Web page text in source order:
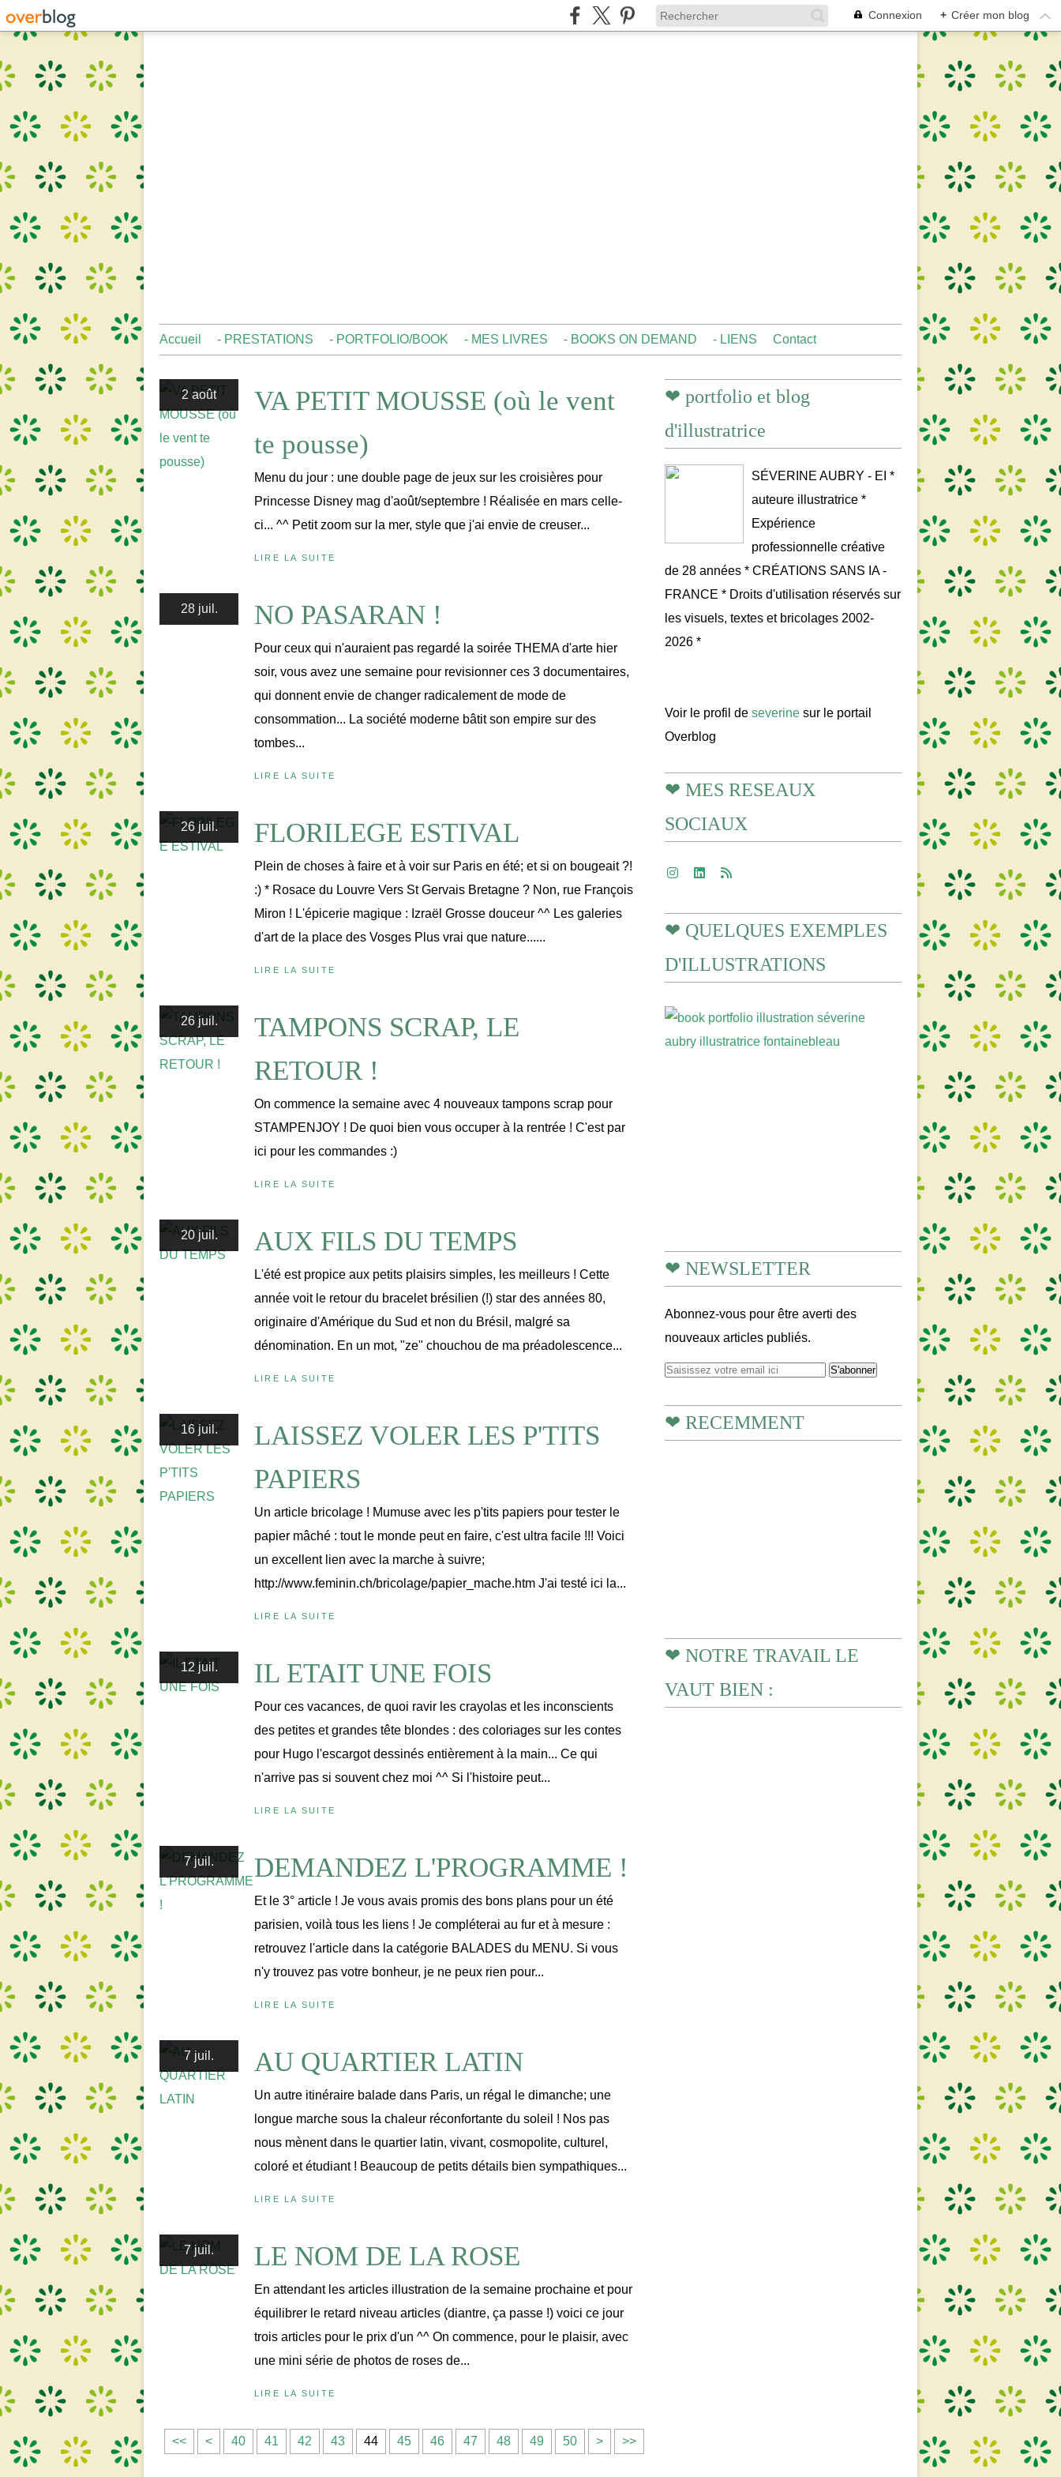
Connexion + Créer mon blog
Accueil - PRESTATIONS - PORTFOLIO/BOOK - MES LIVRES - BOOKS ON DEMAND - LIENS Contact
2 août
VA PETIT MOUSSE (où le vent
te pousse)
Menu du jour : une double page de jeux sur les croisières pour
Princesse Disney mag d'août/septembre ! Réalisée en mars celle-
ci... ^^ Petit zoom sur la mer, style que j'ai envie de creuser...
LIRE LA SUITE
28 juil. NO PASARAN !
Pour ceux qui n'auraient pas regardé la soirée THEMA d'arte hier
soir, vous avez une semaine pour revisionner ces 3 documentaires,
qui donnent envie de changer radicalement de mode de
consommation... La société moderne bâtit son empire sur des
tombes...
LIRE LA SUITE
26 juil. FLORILEGE ESTIVAL
Plein de choses à faire et à voir sur Paris en été; et si on bougeait ?!
:) * Rosace du Louvre Vers St Gervais Bretagne ? Non, rue François
Miron ! L'épicerie magique : Izraël Grosse douceur ^^ Les galeries
d'art de la place des Vosges Plus vrai que nature......
LIRE LA SUITE
26 juil.
TAMPONS SCRAP, LE
RETOUR !
On commence la semaine avec 4 nouveaux tampons scrap pour
STAMPENJOY ! De quoi bien vous occuper à la rentrée ! C'est par
ici pour les commandes :)
LIRE LA SUITE
20 juil. AUX FILS DU TEMPS
L'été est propice aux petits plaisirs simples, les meilleurs ! Cette
année voit le retour du bracelet brésilien (!) star des années 80,
originaire d'Amérique du Sud et non du Brésil, malgré sa
dénomination. En un mot, "ze" chouchou de ma préadolescence...
LIRE LA SUITE
16 juil.
LAISSEZ VOLER LES P'TITS
PAPIERS
Un article bricolage ! Mumuse avec les p'tits papiers pour tester le
papier mâché : tout le monde peut en faire, c'est ultra facile !!! Voici
un excellent lien avec la marche à suivre;
http://www.feminin.ch/bricolage/papier_mache.htm J'ai testé ici la...
LIRE LA SUITE
12 juil. IL ETAIT UNE FOIS
Pour ces vacances, de quoi ravir les crayolas et les inconscients
des petites et grandes tête blondes : des coloriages sur les contes
pour Hugo l'escargot dessinés entièrement à la main... Ce qui
n'arrive pas si souvent chez moi ^^ Si l'histoire peut...
LIRE LA SUITE
7 juil. DEMANDEZ L'PROGRAMME !
Et le 3° article ! Je vous avais promis des bons plans pour un été
parisien, voilà tous les liens ! Je compléterai au fur et à mesure :
retrouvez l'article dans la catégorie BALADES du MENU. Si vous
n'y trouvez pas votre bonheur, je ne peux rien pour...
LIRE LA SUITE
7 juil. AU QUARTIER LATIN
Un autre itinéraire balade dans Paris, un régal le dimanche; une
longue marche sous la chaleur réconfortante du soleil ! Nos pas
nous mènent dans le quartier latin, vivant, cosmopolite, culturel,
coloré et étudiant ! Beaucoup de petits détails bien sympathiques...
LIRE LA SUITE
7 juil. LE NOM DE LA ROSE
En attendant les articles illustration de la semaine prochaine et pour
équilibrer le retard niveau articles (diantre, ça passe !) voici ce jour
trois articles pour le prix d'un ^^ On commence, pour le plaisir, avec
une mini série de photos de roses de...
LIRE LA SUITE
<< <
1
2
3
40 41 42 43 44 45 46 47 48 49 50
6
7
> >>
❤ portfolio et blog
d'illustratrice
SÉVERINE AUBRY - EI *
auteure illustratrice *
Expérience
professionnelle créative
de 28 années * CRÉATIONS SANS IA -
FRANCE * Droits d'utilisation réservés sur
les visuels, textes et bricolages 2002-
2026 *
Voir le profil de severine sur le portail
Overblog
❤ MES RESEAUX
SOCIAUX
❤ QUELQUES EXEMPLES
D'ILLUSTRATIONS
❤ NEWSLETTER
Abonnez-vous pour être averti des
nouveaux articles publiés.
❤ RECEMMENT
❤ NOTRE TRAVAIL LE
VAUT BIEN :